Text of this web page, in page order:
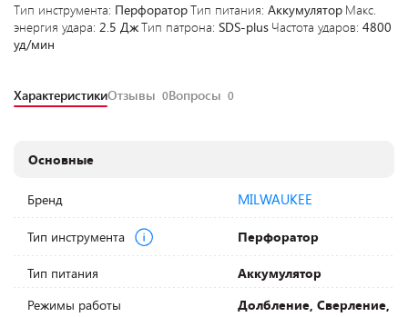
Тип инструмента: ПерфораторТип питания: Аккумулятор Макс.
энергия удара: 2.5 ДжТип патрона: SDS-plus Частота ударов: 4800
уд/мин
ХарактеристикиОтзывы 0Вопросы 0
Основные
Бренд MILWAUKEE
Тип инструмента Перфоратор
Тип питания
Аккумулятор
Режимы работы
Долбление, Сверление,